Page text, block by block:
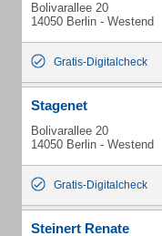
Bolivarallee 20
14050 Berlin - Westend
Gratis-Digitalcheck
Stagenet
Bolivarallee 20
14050 Berlin - Westend
Gratis-Digitalcheck
Steinert Renate